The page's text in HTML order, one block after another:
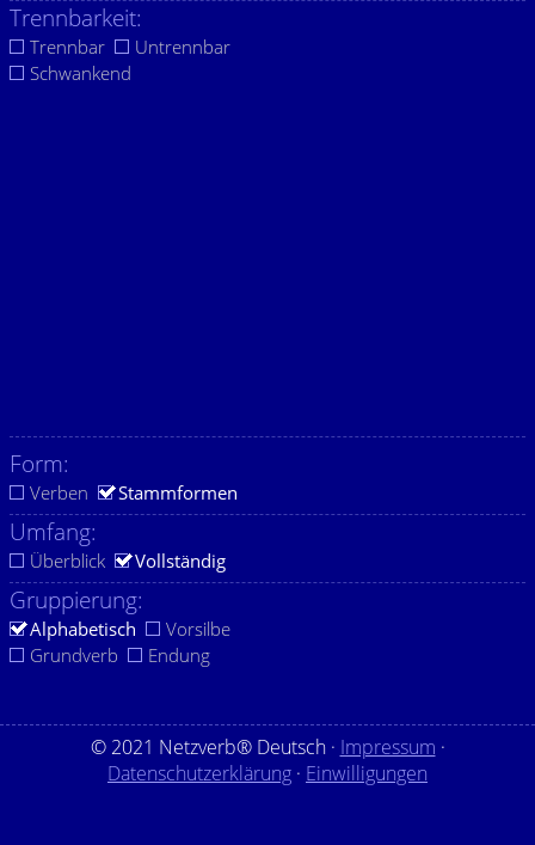
Trennbarkeit:
Trennbar
Untrennbar
Schwankend
Form:
Verben Stammformen
Umfang:
Überblick Vollständig
Gruppierung:
Alphabetisch
Vorsilbe
Grundverb
Endung
© 2021 Netzverb® Deutsch · Impressum ·
Datenschutzerklärung · Einwilligungen